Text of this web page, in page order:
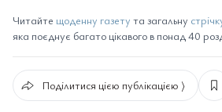
Читайте щоденну газету та загальну
яка поєднує багато цікавого в понад 40
Поділитися цією публікацією ⟩